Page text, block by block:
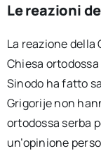
Le reazioni
La reazione della
Chiesa
Sinodo ha fatto
Grigorije non
ortodossa serba
un’opinione